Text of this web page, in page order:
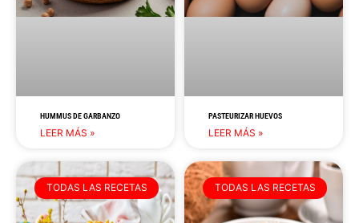
HUMMUS DE GARBANZO
LEER MÁS »
PASTEURIZAR HUEVOS
LEER MÁS »
TODAS LAS RECETAS TODAS LAS RECETAS